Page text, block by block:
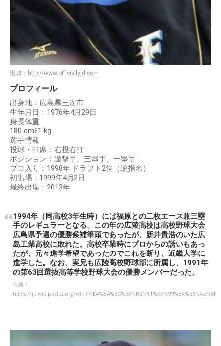
出典： http://www.officiallyjd.com
プロフィール
出身地：広島県三次市
生年月日：1976年4月29日
身長体重
180 cm81 kg
選手情報
投球・打席：右投右打
ポジション：遊撃手、三塁手、一塁手
プロ入り：1998年 ドラフト2位（逆指名）
初出場：1999年4月2日
最終出場：2013年
1994年（同高校3年生時）には福原との二枚エース兼三塁
手のレギュラーとなる。この年の広陵高校は高校野球大会
広島県予選の優勝候補筆頭であったが、新井貴浩のいた広
島工業高校に敗れた。高校卒業時にプロからの誘いもあっ
たが、元々進学希望であったのでこれを断り、近畿大学に
進学した。なお、実兄も広陵高校野球部に所属し、1991年
の第63回選抜高等学校野球大会の優勝メンバーだった。
出典：
https://ja.wikipedia.org/wiki/%E4%BA%8C%E5%B2%A1%E6%99%BA%E5%AE%8F